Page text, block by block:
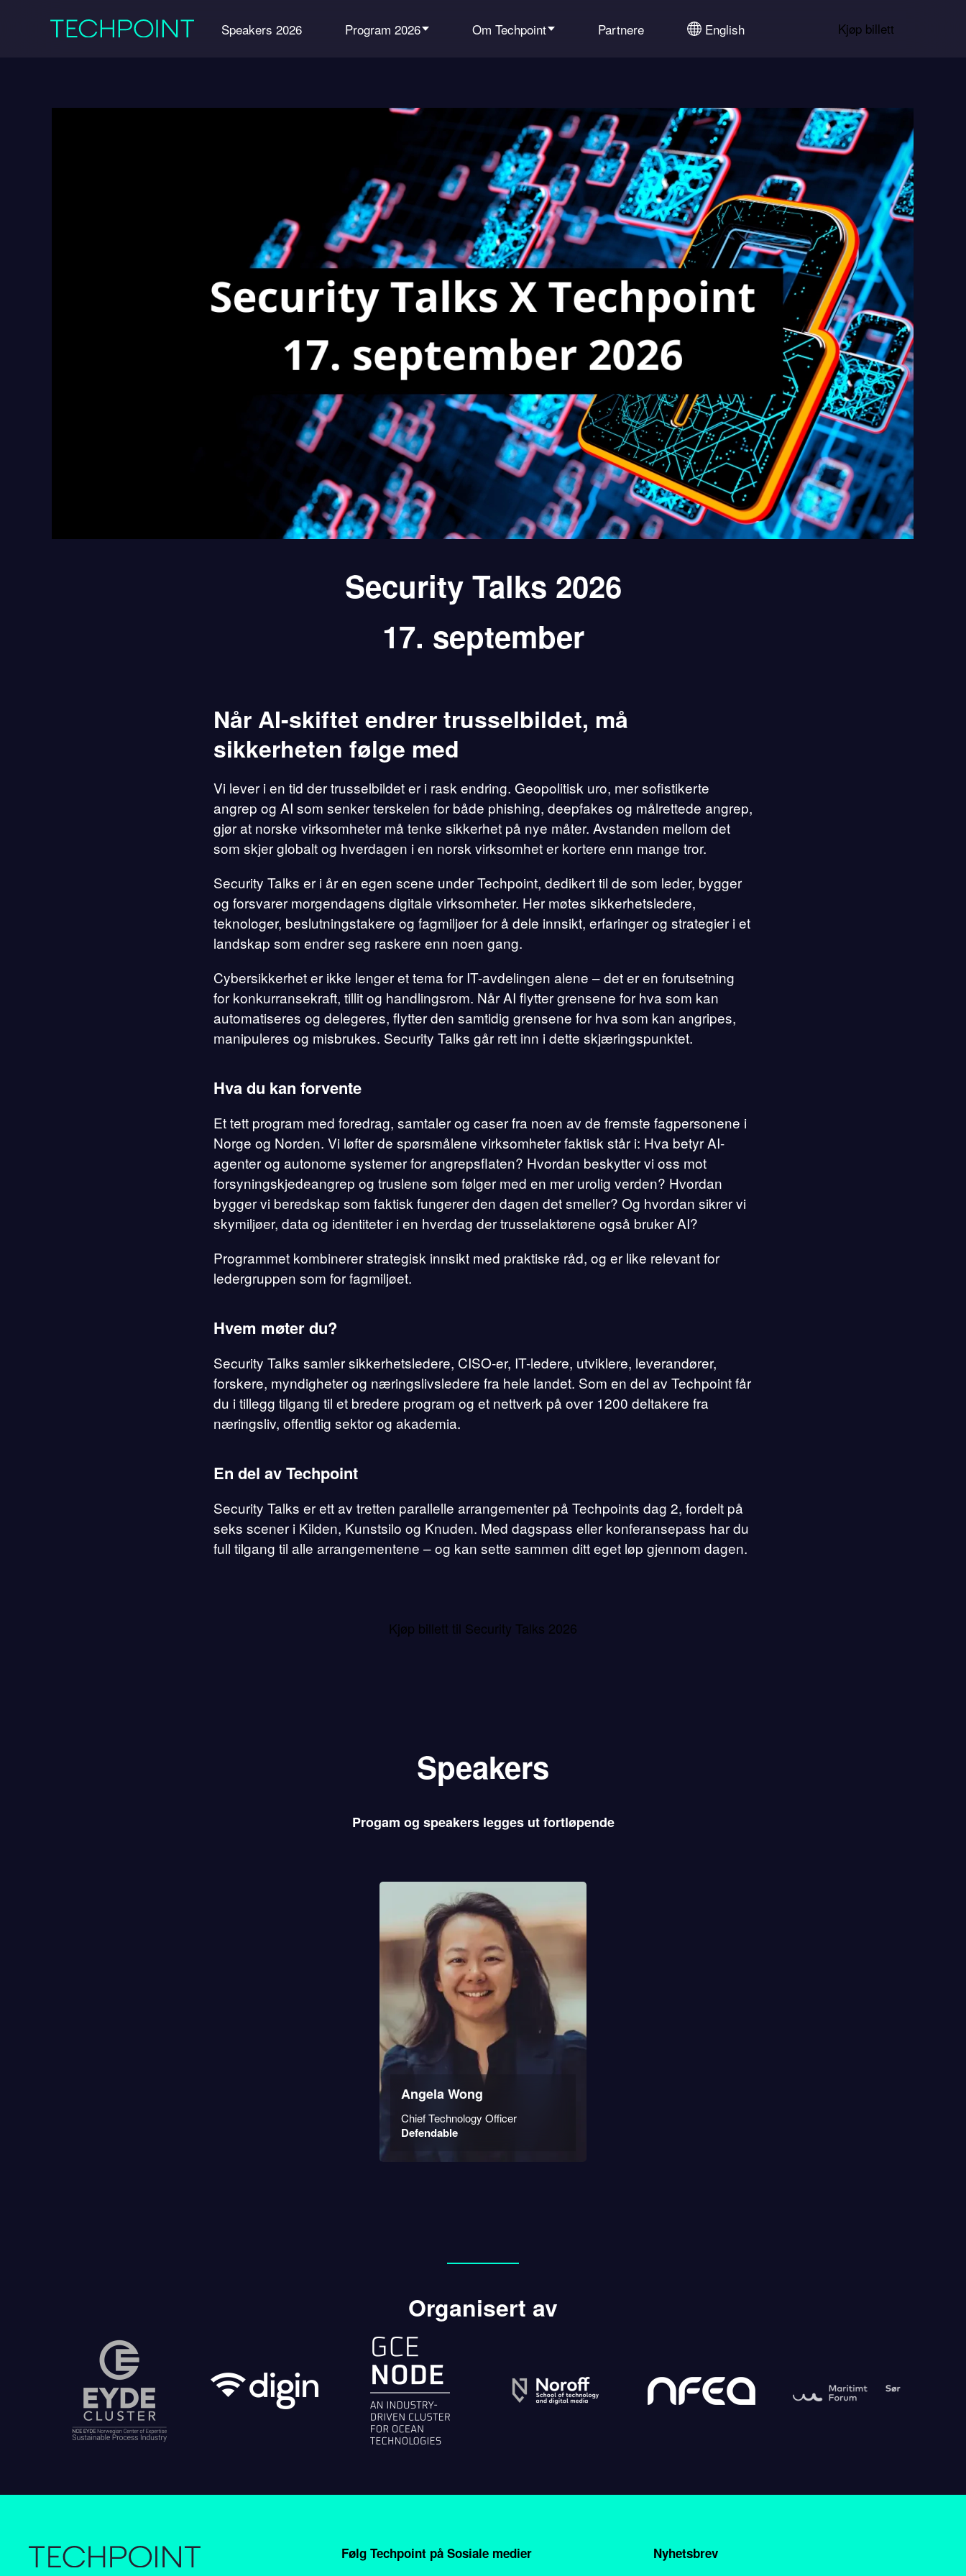
Speakers 2026 Program 2026 Om Techpoint Partnere English Kjøp billett
Security Talks 2026
17. september
Når AI-skiftet endrer trusselbildet, må
sikkerheten følge med
Vi lever i en tid der trusselbildet er i rask endring. Geopolitisk uro, mer sofistikerte
angrep og AI som senker terskelen for både phishing, deepfakes og målrettede angrep,
gjør at norske virksomheter må tenke sikkerhet på nye måter. Avstanden mellom det
som skjer globalt og hverdagen i en norsk virksomhet er kortere enn mange tror.
Security Talks er i år en egen scene under Techpoint, dedikert til de som leder, bygger
og forsvarer morgendagens digitale virksomheter. Her møtes sikkerhetsledere,
teknologer, beslutningstakere og fagmiljøer for å dele innsikt, erfaringer og strategier i et
landskap som endrer seg raskere enn noen gang.
Cybersikkerhet er ikke lenger et tema for IT-avdelingen alene – det er en forutsetning
for konkurransekraft, tillit og handlingsrom. Når AI flytter grensene for hva som kan
automatiseres og delegeres, flytter den samtidig grensene for hva som kan angripes,
manipuleres og misbrukes. Security Talks går rett inn i dette skjæringspunktet.
Hva du kan forvente
Et tett program med foredrag, samtaler og caser fra noen av de fremste fagpersonene i
Norge og Norden. Vi løfter de spørsmålene virksomheter faktisk står i: Hva betyr AI-
agenter og autonome systemer for angreps­flaten? Hvordan beskytter vi oss mot
forsyningskjede­angrep og truslene som følger med en mer urolig verden? Hvordan
bygger vi beredskap som faktisk fungerer den dagen det smeller? Og hvordan sikrer vi
skymiljøer, data og identiteter i en hverdag der trusselaktørene også bruker AI?
Programmet kombinerer strategisk innsikt med praktiske råd, og er like relevant for
ledergruppen som for fagmiljøet.
Hvem møter du?
Security Talks samler sikkerhetsledere, CISO-er, IT-ledere, utviklere, leverandører,
forskere, myndigheter og næringslivsledere fra hele landet. Som en del av Techpoint får
du i tillegg tilgang til et bredere program og et nettverk på over 1200 deltakere fra
næringsliv, offentlig sektor og akademia.
En del av Techpoint
Security Talks er ett av tretten parallelle arrangementer på Techpoints dag 2, fordelt på
seks scener i Kilden, Kunstsilo og Knuden. Med dagspass eller konferansepass har du
full tilgang til alle arrangementene – og kan sette sammen ditt eget løp gjennom dagen.
Kjøp billett til Security Talks 2026
Speakers
Progam og speakers legges ut fortløpende
Angela Wong
Chief Technology Officer
Defendable
Organisert av
Følg Techpoint på Sosiale medier Nyhetsbrev